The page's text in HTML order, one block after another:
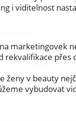
i viditelnost
marketingovek
rekvalifikace
ženy v beauty
vybudovat